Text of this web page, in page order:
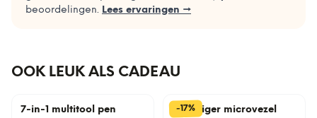
beoordelingen. Lees ervaringen →
OOK LEUK ALS CADEAU
7-in-1 multitool pen -17%
Stofzuiger microvezel